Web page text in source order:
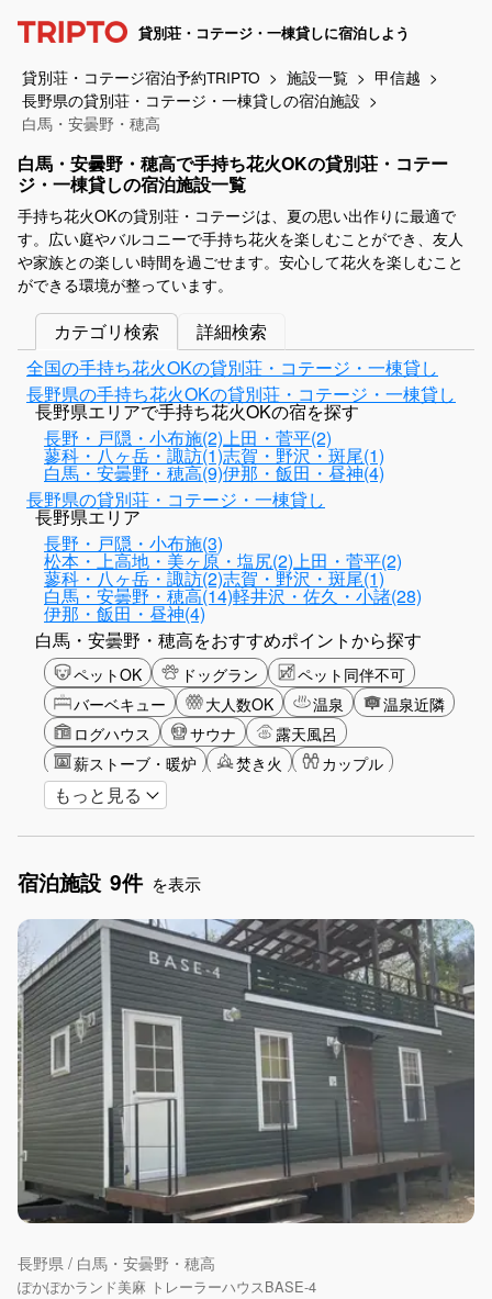
貸別荘・コテージ・一棟貸しに宿泊しよう
貸別荘・コテージ宿泊予約TRIPTO 施設一覧
甲信越
長野県の貸別荘・コテージ・一棟貸しの宿泊施設
白馬・安曇野・穂高
白馬・安曇野・穂高で手持ち花火OKの貸別荘・コテー
ジ・一棟貸しの宿泊施設一覧
手持ち花火OKの貸別荘・コテージは、夏の思い出作りに最適で
す。広い庭やバルコニーで手持ち花火を楽しむことができ、友人
や家族との楽しい時間を過ごせます。安心して花火を楽しむこと
ができる環境が整っています。
カテゴリ検索
詳細検索
全国の手持ち花火OKの貸別荘・コテージ・一棟貸し
長野県の手持ち花火OKの貸別荘・コテージ・一棟貸し
長野県エリアで手持ち花火OKの宿を探す
長野・戸隠・小布施(2)上田・菅平(2)
蓼科・八ヶ岳・諏訪(1)志賀・野沢・斑尾(1)
白馬・安曇野・穂高(9)伊那・飯田・昼神(4)
長野県の貸別荘・コテージ・一棟貸し
長野県エリア
長野・戸隠・小布施(3)
松本・上高地・美ヶ原・塩尻(2)上田・菅平(2)
蓼科・八ヶ岳・諏訪(2)志賀・野沢・斑尾(1)
白馬・安曇野・穂高(14)軽井沢・佐久・小諸(28)
伊那・飯田・昼神(4)
白馬・安曇野・穂高をおすすめポイントから探す
ペットOK ドッグラン
ペット同伴不可
バーベキュー
大人数OK 温泉
温泉近隣
ログハウス
サウナ
露天風呂
薪ストーブ・暖炉
焚き火
カップル
大人限定
手持ち花火OK
もっと見る
宿泊施設 9件 を表示
長野県 / 白馬・安曇野・穂高
ぽかぽかランド美麻 トレーラーハウスBASE-4